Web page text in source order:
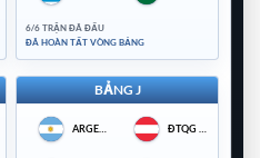
6/6 TRẬN ĐÃ ĐẤU
ĐÃ HOÀN TẤT VÒNG BẢNG
BẢNG J
ARGENTINA ĐTQG ÁO